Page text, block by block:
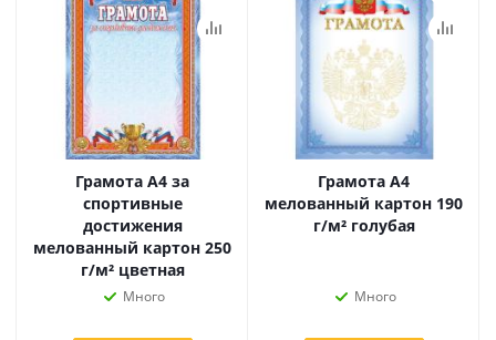
Грамота А4 за
спортивные
достижения
мелованный картон 250
г/м² цветная
Много
Грамота А4
мелованный картон 190
г/м² голубая
Много